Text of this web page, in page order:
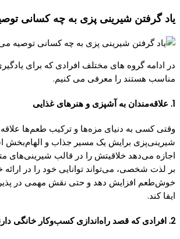
یاد گرفتن شیرینی پزی به چه کسانی
در ادامه گروه های مختلف افرادی که برای
مناسب هستند را معرفی می کنیم.
1. علاقه‌مندان به آشپزی و هنرهای غذایی
وقتی کسی به دنیای مزه‌ها و ترکیب طعم‌ها علاقه
شیرینی‌پزی برایش یک مسیر جذاب و الهام‌بخش
اجازه می‌دهد خلاقیتش را در قالب شیرینی‌های
بر لذت شخصی، می‌تواند توانایی خود را در ارائه
خوش‌طعم افزایش دهد و حتی نقش مهمی در
ایفا کند.
2. افرادی که قصد راه‌اندازی کسب‌وکار خانگی دارند